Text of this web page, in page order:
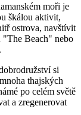
moři je
škálou aktivit,
ostrova, navštívit
"The Beach" nebo
si
thajských
po celém světě
a zregenerovat